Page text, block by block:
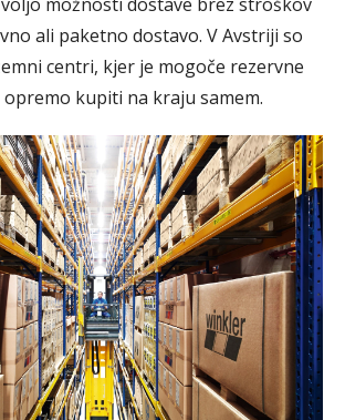
ali paketno dostavo. V Avstriji so
centri, kjer je mogoče rezervne
kupiti na kraju samem.